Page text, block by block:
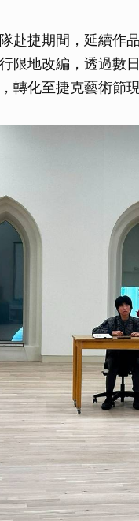
赴捷期間，延續作
限地改編，透過數
轉化至捷克藝術節現